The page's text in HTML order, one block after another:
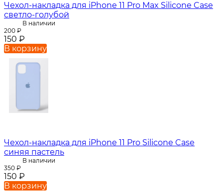
Чехол-накладка для iPhone 11 Pro Max Silicone Case
светло-голубой
В наличии
200 ₽
150 ₽
В корзину
Чехол-накладка для iPhone 11 Pro Silicone Case
синяя пастель
В наличии
350 ₽
150 ₽
В корзину